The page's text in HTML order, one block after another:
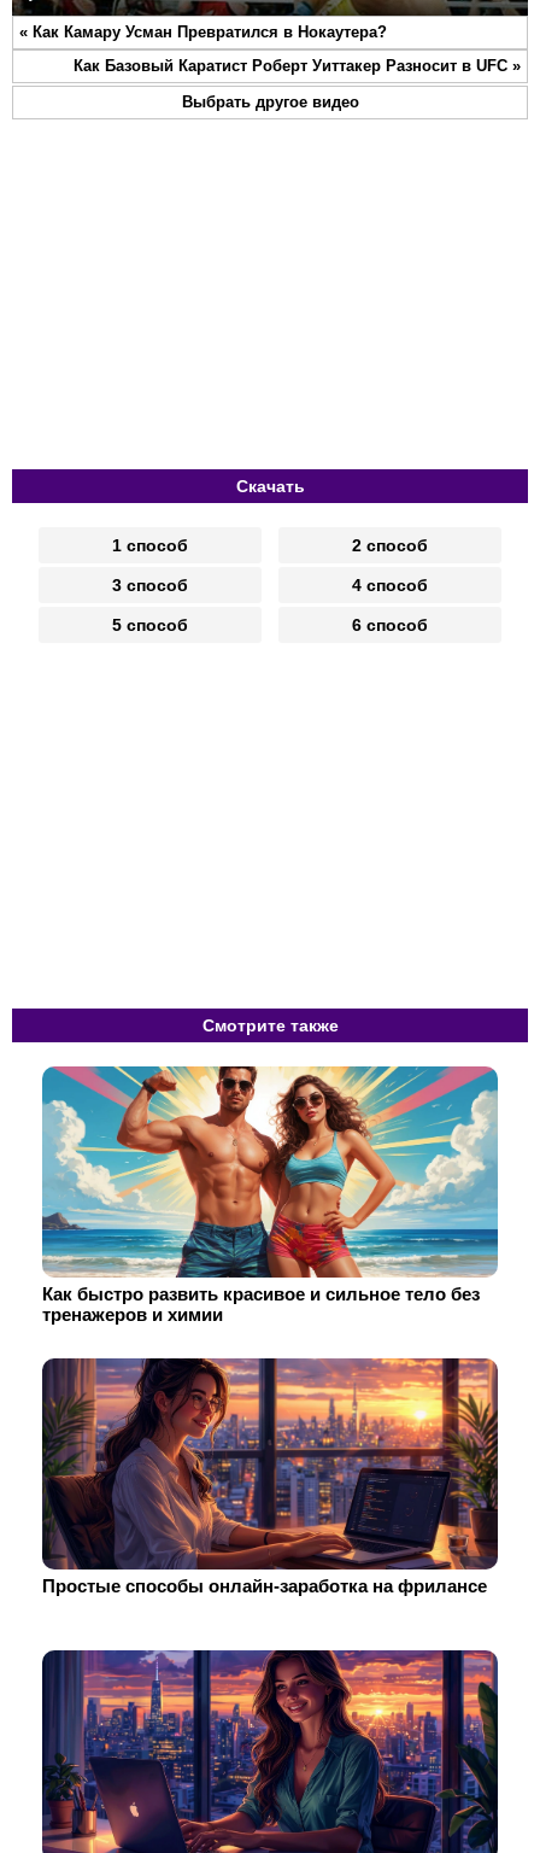
Play Mute Settings
« Как Камару Усман Превратился в Нокаутера?
Как Базовый Каратист Роберт Уиттакер Разносит в UFC »
Выбрать другое видео
Скачать
1 способ 2 способ
3 способ 4 способ
5 способ 6 способ
Смотрите также
Как быстро развить красивое и сильное тело без
тренажеров и химии
Простые способы онлайн-заработка на фрилансе